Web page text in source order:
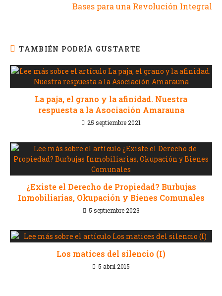
Bases para una Revolución Integral
TAMBIÉN PODRÍA GUSTARTE
La paja, el grano y la afinidad. Nuestra
respuesta a la Asociación Amarauna
25 septiembre 2021
¿Existe el Derecho de Propiedad? Burbujas
Inmobiliarias, Okupación y Bienes Comunales
5 septiembre 2023
Los matices del silencio (I)
5 abril 2015